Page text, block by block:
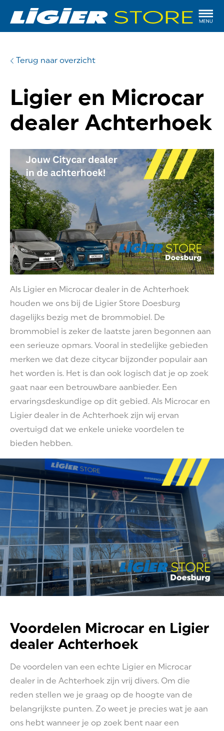
Terug naar overzicht
Ligier en Microcar
dealer Achterhoek
Als Ligier en Microcar dealer in de Achterhoek
houden we ons bij de Ligier Store Doesburg
dagelijks bezig met de brommobiel. De
brommobiel is zeker de laatste jaren begonnen aan
een serieuze opmars. Vooral in stedelijke gebieden
merken we dat deze citycar bijzonder populair aan
het worden is. Het is dan ook logisch dat je op zoek
gaat naar een betrouwbare aanbieder. Een
ervaringsdeskundige op dit gebied. Als Microcar en
Ligier dealer in de Achterhoek zijn wij ervan
overtuigd dat we enkele unieke voordelen te
bieden hebben.
Voordelen Microcar en Ligier
dealer Achterhoek
De voordelen van een echte Ligier en Microcar
dealer in de Achterhoek zijn vrij divers. Om die
reden stellen we je graag op de hoogte van de
belangrijkste punten. Zo weet je precies wat je aan
ons hebt wanneer je op zoek bent naar een